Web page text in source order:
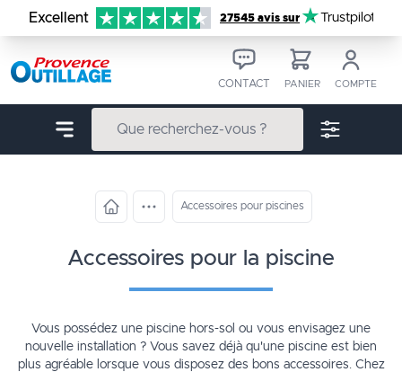
Aller au contenu
Excellent 27545 avis sur Trustpilot
CONTACT PANIER COMPTE
Accessoires pour piscines
accessoires pour la piscine
Vous possédez une piscine hors-sol ou vous envisagez une
nouvelle installation ? Vous savez déjà qu'une piscine est bien
plus agréable lorsque vous disposez des bons accessoires. Chez